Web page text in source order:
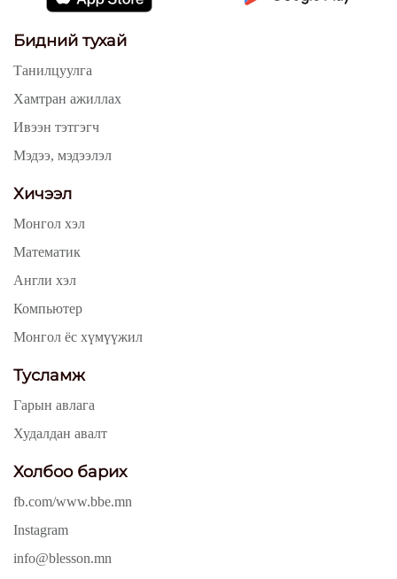
Бидний тухай
Танилцуулга
Хамтран ажиллах
Ивээн тэтгэгч
Мэдээ, мэдээлэл
Хичээл
Монгол хэл
Математик
Англи хэл
Компьютер
Монгол ёс хүмүүжил
Тусламж
Гарын авлага
Худалдан авалт
Холбоо барих
fb.com/www.bbe.mn
Instagram
info@blesson.mn